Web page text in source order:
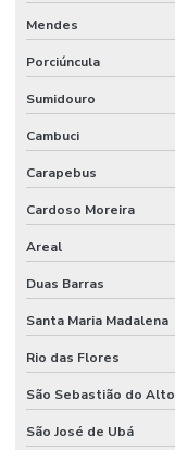
Mendes
Porciúncula
Sumidouro
Cambuci
Carapebus
Cardoso Moreira
Areal
Duas Barras
Santa Maria Madalena
Rio das Flores
São Sebastião do Alto
São José de Ubá